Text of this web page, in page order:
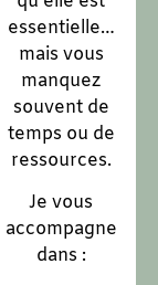
essentielle…
mais vous
manquez
souvent de
temps ou de
ressources.
Je vous
accompagne
dans :